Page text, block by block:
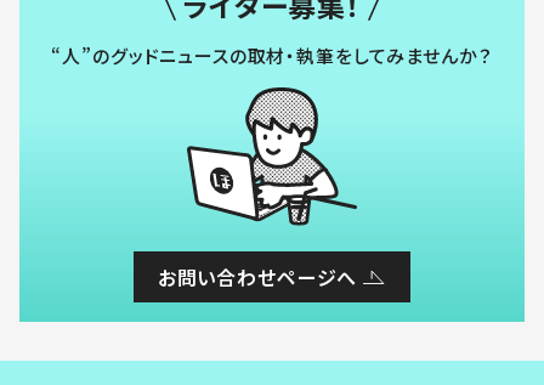
“人”のグッドニュースの取材・執筆をしてみませんか？
お問い合わせページへ